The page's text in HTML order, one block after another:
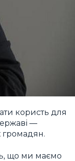
користь для
—
громадян.
що ми маємо